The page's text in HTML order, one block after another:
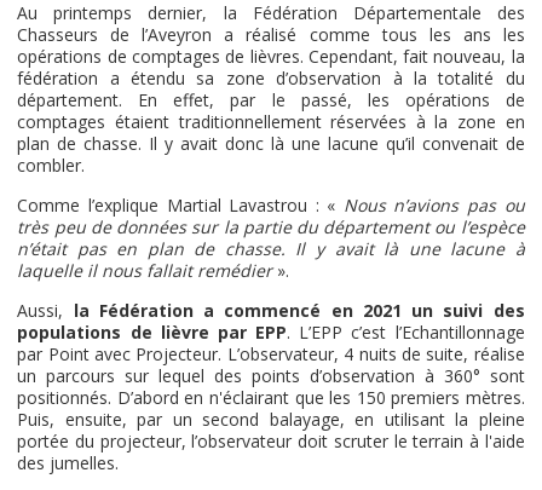
Au printemps dernier, la Fédération Départementale des
Chasseurs de l’Aveyron a réalisé comme tous les ans les
opérations de comptages de lièvres. Cependant, fait nouveau, la
fédération a étendu sa zone d’observation à la totalité du
département. En effet, par le passé, les opérations de
comptages étaient traditionnellement réservées à la zone en
plan de chasse. Il y avait donc là une lacune qu’il convenait de
combler.
Comme l’explique Martial Lavastrou : « Nous n’avions pas ou
très peu de données sur la partie du département ou l’espèce
n’était pas en plan de chasse. Il y avait là une lacune à
laquelle il nous fallait remédier».
Aussi, la Fédération a commencé en 2021 un suivi des
populations de lièvre par EPP. L’EPP c’est l’Echantillonnage
par Point avec Projecteur. L’observateur, 4 nuits de suite, réalise
un parcours sur lequel des points d’observation à 360° sont
positionnés. D’abord en n'éclairant que les 150 premiers mètres.
Puis, ensuite, par un second balayage, en utilisant la pleine
portée du projecteur, l’observateur doit scruter le terrain à l'aide
des jumelles.